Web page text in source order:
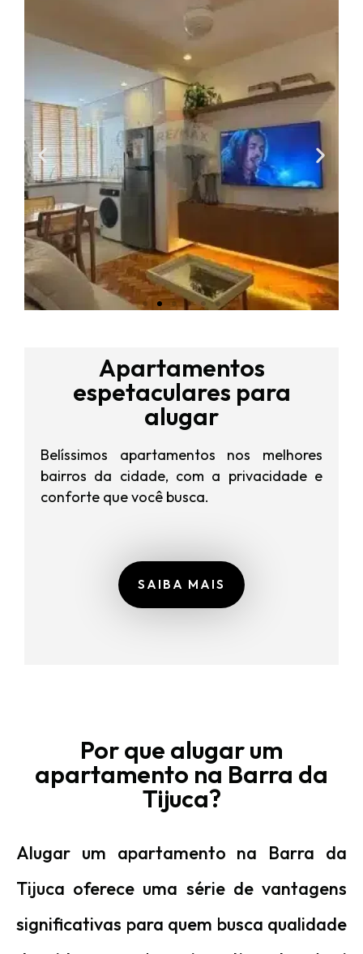
Apartamentos
espetaculares para
alugar
Belíssimos apartamentos nos melhores
bairros da cidade, com a privacidade e
conforte que você busca.
SAIBA MAIS
Por que alugar um
apartamento na Barra da
Tijuca?
Alugar um apartamento na Barra da
Tijuca oferece uma série de vantagens
significativas para quem busca qualidade